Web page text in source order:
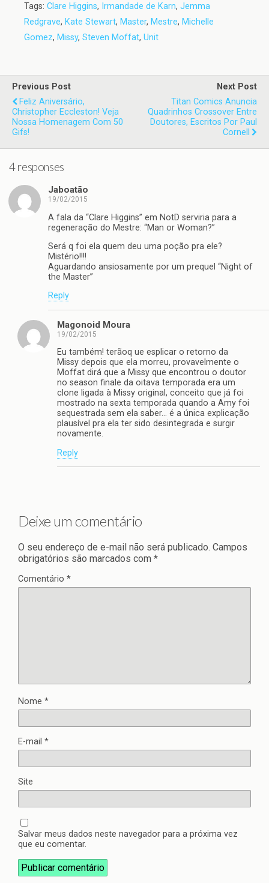
Tags: Clare Higgins, Irmandade de Karn, Jemma
Redgrave, Kate Stewart, Master, Mestre, Michelle
Gomez, Missy, Steven Moffat, Unit
Previous Post
Feliz Aniversário,
Christopher Eccleston! Veja
Nossa Homenagem Com 50
Gifs!
Next Post
Titan Comics Anuncia
Quadrinhos Crossover Entre
Doutores, Escritos Por Paul
Cornell
4 responses
Jaboatão
19/02/2015
A fala da “Clare Higgins” em NotD serviria para a
regeneração do Mestre: “Man or Woman?”
Será q foi ela quem deu uma poção pra ele?
Mistério!!!!
Aguardando ansiosamente por um prequel “Night of
the Master”
Reply
Magonoid Moura
19/02/2015
Eu também! terãoq ue esplicar o retorno da
Missy depois que ela morreu, provavelmente o
Moffat dirá que a Missy que encontrou o doutor
no season finale da oitava temporada era um
clone ligada à Missy original, conceito que já foi
mostrado na sexta temporada quando a Amy foi
sequestrada sem ela saber… é a única explicação
plausível pra ela ter sido desintegrada e surgir
novamente.
Reply
Deixe um comentário
O seu endereço de e-mail não será publicado. Campos
obrigatórios são marcados com *
Comentário *
Nome *
E-mail *
Site
Salvar meus dados neste navegador para a próxima vez
que eu comentar.